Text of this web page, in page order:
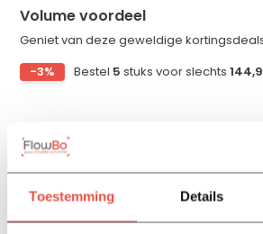
Toestemming Details
Volume voordeel
Geniet van deze geweldige
-3%
Bestel 5 stuks voor slechts
Specificaties